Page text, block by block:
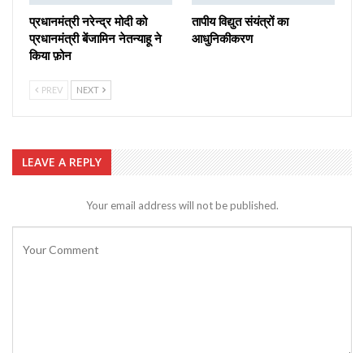
प्रधानमंत्री नरेन्द्र मोदी को
प्रधानमंत्री बेंजामिन नेतन्याहू ने
किया फ़ोन
तापीय विद्युत संयंत्रों का
आधुनिकीकरण
PREV NEXT
LEAVE A REPLY
Your email address will not be published.